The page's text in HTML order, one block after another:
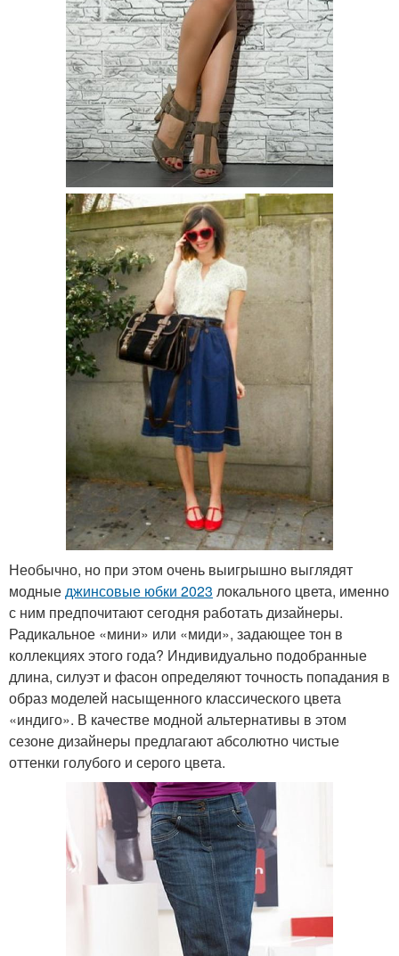
Необычно, но при этом очень выигрышно выглядят
модныеджинсовые юбки 2023 локального цвета, именно
с ним предпочитают сегодня работать дизайнеры.
Радикальное «мини» или «миди», задающее тон в
коллекциях этого года? Индивидуально подобранные
длина, силуэт и фасон определяют точность попадания в
образ моделей насыщенного классического цвета
«индиго». В качестве модной альтернативы в этом
сезоне дизайнеры предлагают абсолютно чистые
оттенки голубого и серого цвета.